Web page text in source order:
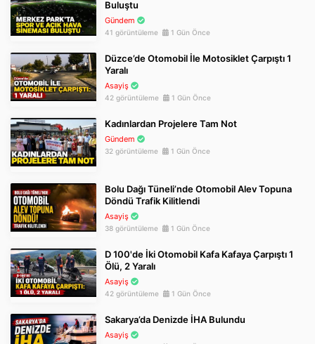
Buluştu
Gündem
41 görüntüleme 1 Gün Önce
Düzce’de Otomobil İle Motosiklet Çarpıştı 1
Yaralı
Asayiş
42 görüntüleme 1 Gün Önce
Kadınlardan Projelere Tam Not
Gündem
32 görüntüleme 1 Gün Önce
Bolu Dağı Tüneli’nde Otomobil Alev Topuna
Döndü Trafik Kilitlendi
Asayiş
38 görüntüleme 1 Gün Önce
D 100'de İki Otomobil Kafa Kafaya Çarpıştı 1
Ölü, 2 Yaralı
Asayiş
42 görüntüleme 1 Gün Önce
Sakarya’da Denizde İHA Bulundu
Asayiş